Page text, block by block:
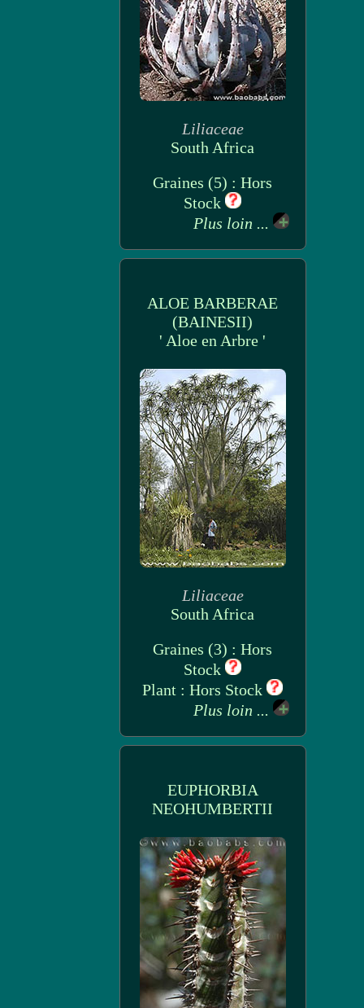
Liliaceae
South Africa
Graines (5) : Hors
Stock
Plus loin ...
ALOE BARBERAE
(BAINESII)
' Aloe en Arbre '
Liliaceae
South Africa
Graines (3) : Hors
Stock
Plant : Hors Stock
Plus loin ...
EUPHORBIA
NEOHUMBERTII